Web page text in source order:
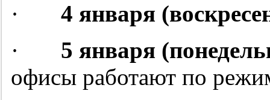
· 4 января
· 5 января
офисы работают по